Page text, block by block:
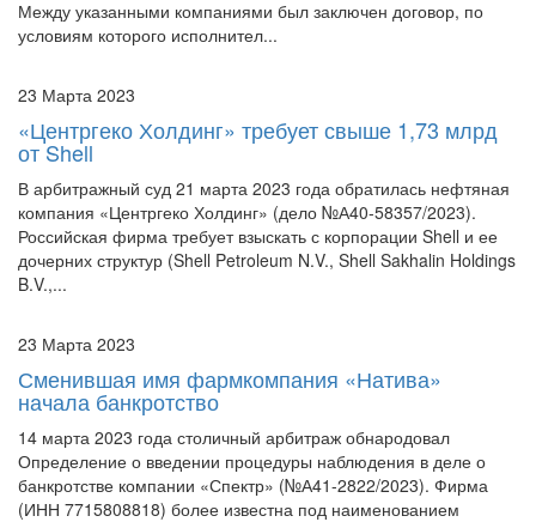
23 Марта 2023
от Shell
В арбитражный суд 21 марта 2023 года обратилась нефтяная
компания «Центргеко Холдинг» (дело №А40-58357/2023).
Российская фирма требует взыскать с корпорации Shell и ее
дочерних структур (Shell Petroleum N.V., Shell Sakhalin Holdings
B.V.,...
23 Марта 2023
начала банкротство
14 марта 2023 года столичный арбитраж обнародовал
Определение о введении процедуры наблюдения в деле о
банкротстве компании «Спектр» (№А41-2822/2023). Фирма
(ИНН 7715808818) более известна под наименованием
«Натива», которое она имела...